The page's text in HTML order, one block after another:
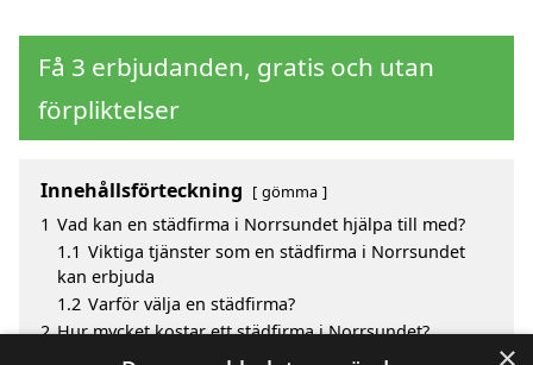
Få 3 erbjudanden, gratis och utan
förpliktelser
Innehållsförteckning gömma
1 Vad kan en städfirma i Norrsundet hjälpa till med?
1.1 Viktiga tjänster som en städfirma i Norrsundet
kan erbjuda
1.2 Varför välja en städfirma?
2 Hur mycket kostar ett städfirma i Norrsundet?
Fördelar med att välja städfirma i Norrsundet